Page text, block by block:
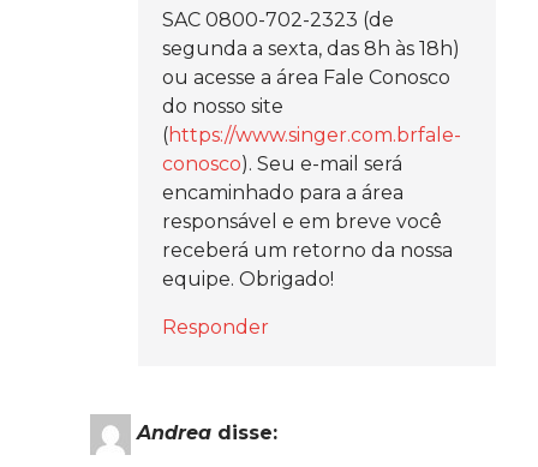
SAC 0800-702-2323 (de
segunda a sexta, das 8h às 18h)
ou acesse a área Fale Conosco
do nosso site
(https://www.singer.com.brfale-
conosco). Seu e-mail será
encaminhado para a área
responsável e em breve você
receberá um retorno da nossa
equipe. Obrigado!
Responder
Andrea disse: